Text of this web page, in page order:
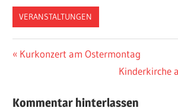
VERANSTALTUNGEN
Beitragsnavigation
Vorheriger
Kurkonzert am Ostermontag
Nächster
Kinderkirche
Kommentar hinterlassen